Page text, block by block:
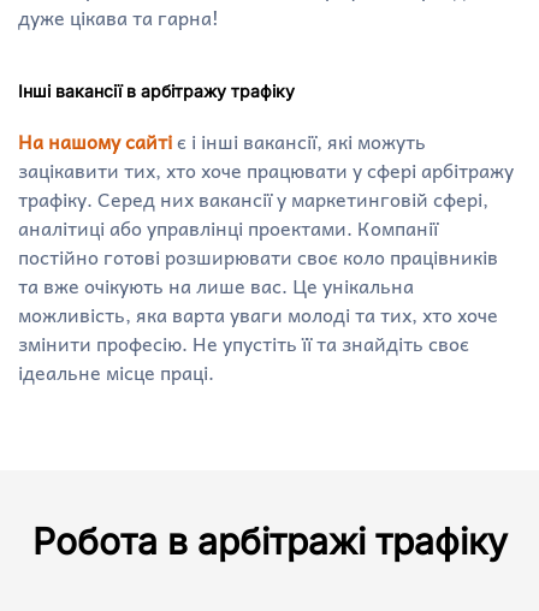
дуже цікава та гарна!
Інші вакансії в арбітражу трафіку
На нашому сайтіє і інші вакансії, які можуть
зацікавити тих, хто хоче працювати у сфері арбітражу
трафіку. Серед них вакансії у маркетинговій сфері,
аналітиці або управлінці проектами. Компанії
постійно готові розширювати своє коло працівників
та вже очікують на лише вас. Це унікальна
можливість, яка варта уваги молоді та тих, хто хоче
змінити професію. Не упустіть її та знайдіть своє
ідеальне місце праці.
Робота в арбітражі трафіку